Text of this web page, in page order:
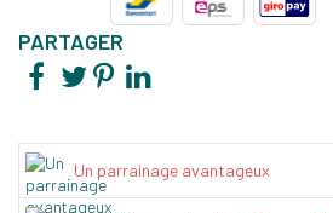
PARTAGER
Un parrainage avantageux